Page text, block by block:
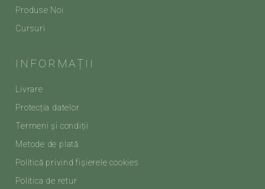
Produse Noi
Cursuri
INFORMAȚII
Livrare
Protecția datelor
Termeni și condiții
Metode de plată
Politică privind fișierele cookies
Politica de retur